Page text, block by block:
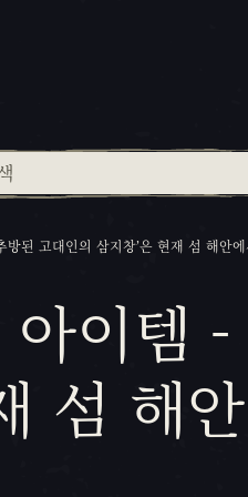
방된 고대인의 삼지창’은 현재 섬 해안
이템
섬 해